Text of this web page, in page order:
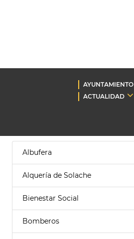
AYUNTAMIENTO
ACTUALIDAD
Albufera
Alquería de Solache
Bienestar Social
Bomberos